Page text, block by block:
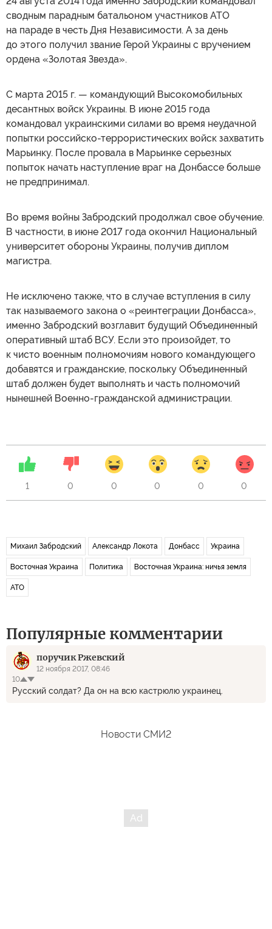
сводным парадным батальоном участников АТО
на параде в честь Дня Независимости. А за день
до этого получил звание Герой Украины с вручением
ордена «Золотая Звезда».
С марта 2015 г. — командующий Высокомобильных
десантных войск Украины. В июне 2015 года
командовал украинскими силами во время неудачной
попытки российско-террористических войск захватить
Марьинку. После провала в Марьинке серьезных
попыток начать наступление враг на Донбассе больше
не предпринимал.
Во время войны Забродский продолжал свое обучение.
В частности, в июне 2017 года окончил Национальный
университет обороны Украины, получив диплом
магистра.
Не исключено также, что в случае вступления в силу
так называемого закона о «реинтеграции Донбасса»,
именно Забродский возглавит будущий Объединенный
оперативный штаб ВСУ. Если это произойдет, то
к чисто военным полномочиям нового командующего
добавятся и гражданские, поскольку Объединенный
штаб должен будет выполнять и часть полномочий
нынешней Военно-гражданской администрации.
1 0 0 0 0 0
Михаил Забродский Александр Локота Донбасс Украина
Восточная Украина Политика Восточная Украина: ничья земля
АТО
Популярные комментарии
поручик Ржевский
12 ноября 2017, 08:46
10
Русский солдат? Да он на всю кастрюлю украинец.
Новости СМИ2